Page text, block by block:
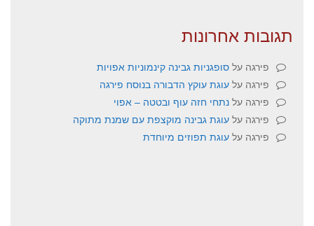
תגובות אחרונות
פירגה על סופגניות גבינה קינמוניות אפויות
פירגה על עוגת עוקץ הדבורה בנוסח פירגה
פירגה על נתחי חזה עוף ובטטה – אפוי
פירגה על עוגת גבינה מוקצפת עם שמנת מתוקה
פירגה על עוגת תפוזים מיוחדת